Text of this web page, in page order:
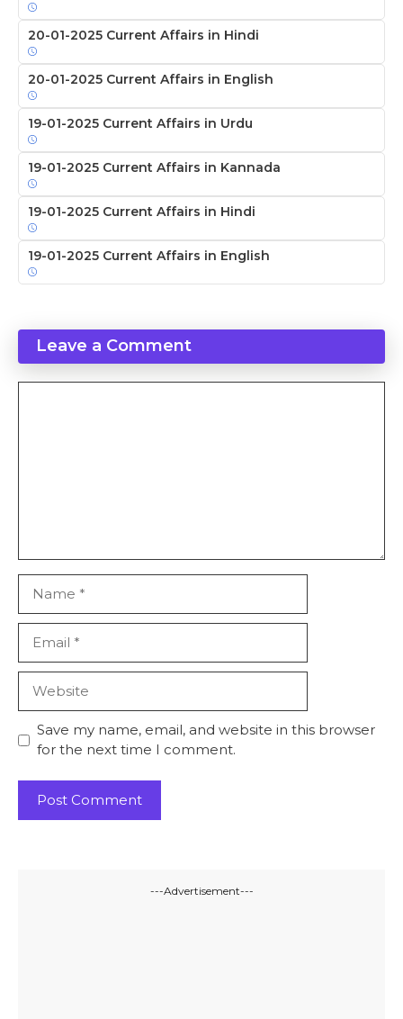
20-01-2025 Current Affairs in Hindi
20-01-2025 Current Affairs in English
19-01-2025 Current Affairs in Urdu
19-01-2025 Current Affairs in Kannada
19-01-2025 Current Affairs in Hindi
19-01-2025 Current Affairs in English
Leave a Comment
Save my name, email, and website in this browser
for the next time I comment.
---Advertisement---